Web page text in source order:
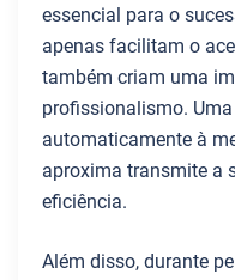
essencial para o
apenas facilitam o
também criam uma
profissionalismo.
automaticamente à
aproxima transmite a
eficiência.
Além disso, durante